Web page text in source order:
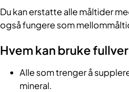
Du kan erstatte alle måltider
også fungere som
Hvem kan bruke
Alle som trenger å
mineral.